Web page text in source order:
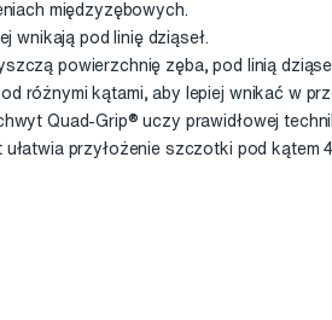
międzyzębowych.
wnikają pod linię dziąseł.
powierzchnię zęba, pod linią
różnymi kątami, aby lepiej wnikać w
Quad-Grip® uczy prawidłowej
przyłożenie szczotki pod kątem